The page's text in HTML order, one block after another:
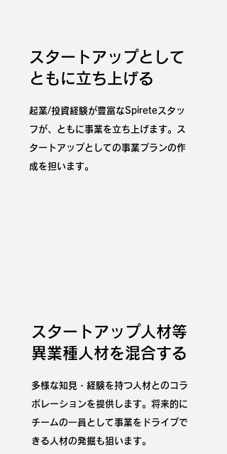
スタートアップとして
ともに立ち上げる
起業/投資経験が豊富なSpireteスタッ
フが、ともに事業を立ち上げます。ス
タートアップとしての事業プランの作
成を担います。
スタートアップ人材等
​異業種人材を混合する
多様な知見・経験を持つ人材とのコラ
ボレーションを提供します。将来的に
チームの一員として事業をドライブで
きる人材の発掘も狙います。